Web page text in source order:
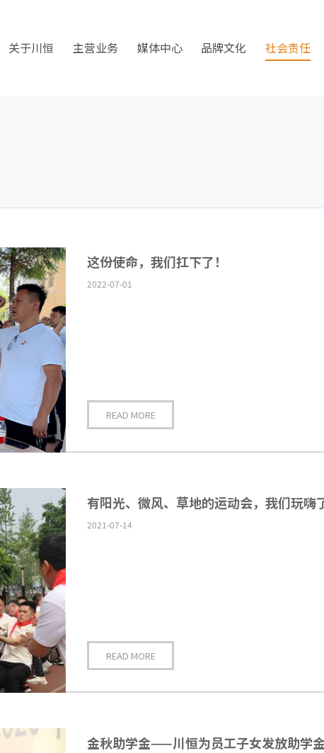
关于川恒 主营业务 媒体中心 品牌文化 社会责任
这份使命，我们扛下了！
2022-07-01
READ MORE
有阳光、微风、草地的运动会，我们玩嗨
2021-07-14
READ MORE
金秋助学金——川恒为员工子女发放助学